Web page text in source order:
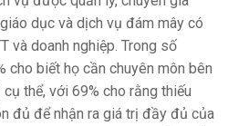
dục và dịch vụ đám mây có
và doanh nghiệp. Trong số
cho biết họ cần chuyên môn bên
thể, với 69% cho rằng thiếu
đủ để nhận ra giá trị đầy đủ của